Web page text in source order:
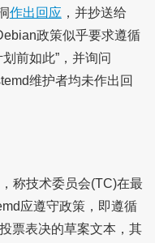
作出回应 ，并抄送给
政策似乎要求遵循
前如此”，并询问
维护者均未作出回
称技术委员会(TC)在最
应遵守政策，即遵循
票表决的草案文本，其